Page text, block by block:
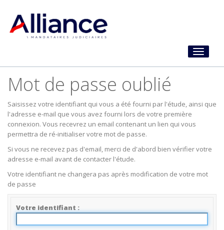
Toggle
Mot de passe oublié
Saisissez votre identifiant qui vous a été fourni par l'étude, ainsi que
l'adresse e-mail que vous avez fourni lors de votre première
connexion. Vous recevrez un email contenant un lien qui vous
permettra de ré-initialiser votre mot de passe.
Si vous ne recevez pas d'email, merci de d'abord bien vérifier votre
adresse e-mail avant de contacter l'étude.
Votre identifiant ne changera pas après modification de votre mot
de passe
Votre identifiant